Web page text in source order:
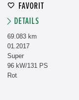
FAVORIT
DETAILS
69.083 km
01.2017
Super
96 kW/131 PS
Rot